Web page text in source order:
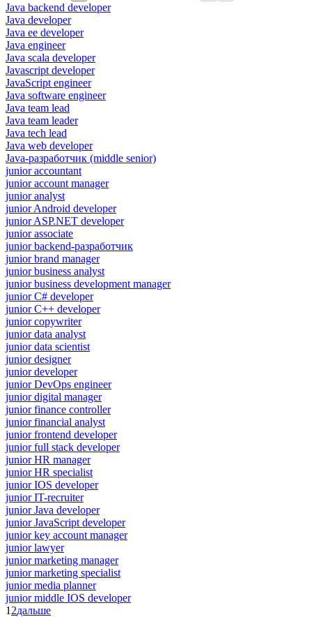
Java backend developer
Java developer
Java ee developer
Java engineer
Java scala developer
Javascript developer
JavaScript engineer
Java software engineer
Java team lead
Java team leader
Java tech lead
Java web developer
Java-разработчик (middle senior)
junior accountant
junior account manager
junior analyst
junior Android developer
junior ASP.NET developer
junior associate
junior backend-разработчик
junior brand manager
junior business analyst
junior business development manager
junior C# developer
junior C++ developer
junior copywriter
junior data analyst
junior data scientist
junior designer
junior developer
junior DevOps engineer
junior digital manager
junior finance controller
junior financial analyst
junior frontend developer
junior full stack developer
junior HR manager
junior HR specialist
junior IOS developer
junior IT-recruiter
junior Java developer
junior JavaScript developer
junior key account manager
junior lawyer
junior marketing manager
junior marketing specialist
junior media planner
junior middle IOS developer
1 2дальше